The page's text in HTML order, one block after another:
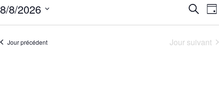
et
8/8/2026
une
Jour précédent Jour suivant